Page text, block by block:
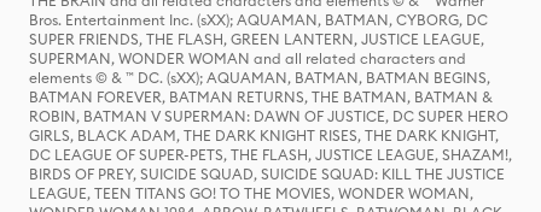
Bros. Entertainment Inc. (sXX); AQUAMAN, BATMAN, CYBORG, DC
SUPER FRIENDS, THE FLASH, GREEN LANTERN, JUSTICE LEAGUE,
SUPERMAN, WONDER WOMAN and all related characters and
elements © & ™ DC. (sXX); AQUAMAN, BATMAN, BATMAN BEGINS,
BATMAN FOREVER, BATMAN RETURNS, THE BATMAN, BATMAN &
ROBIN, BATMAN V SUPERMAN: DAWN OF JUSTICE, DC SUPER HERO
GIRLS, BLACK ADAM, THE DARK KNIGHT RISES, THE DARK KNIGHT,
DC LEAGUE OF SUPER-PETS, THE FLASH, JUSTICE LEAGUE, SHAZAM!,
BIRDS OF PREY, SUICIDE SQUAD, SUICIDE SQUAD: KILL THE JUSTICE
LEAGUE, TEEN TITANS GO! TO THE MOVIES, WONDER WOMAN,